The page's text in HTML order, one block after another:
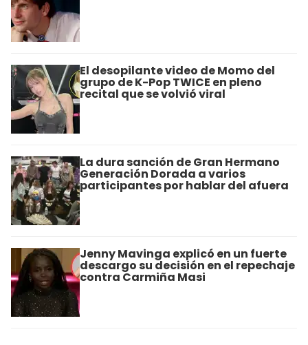
El desopilante video de Momo del
grupo de K-Pop TWICE en pleno
recital que se volvió viral
La dura sanción de Gran Hermano
Generación Dorada a varios
participantes por hablar del afuera
Jenny Mavinga explicó en un fuerte
descargo su decisión en el repechaje
contra Carmiña Masi